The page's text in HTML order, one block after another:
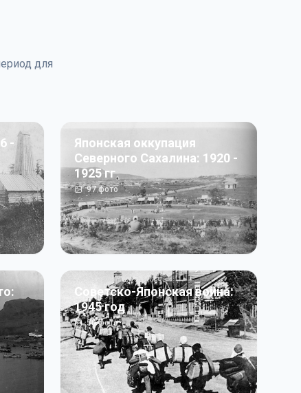
для
-
Японская оккупация
Северного Сахалина: 1920 -
1925 гг
97фото
Советско-Японская война:
1945 год
50фото